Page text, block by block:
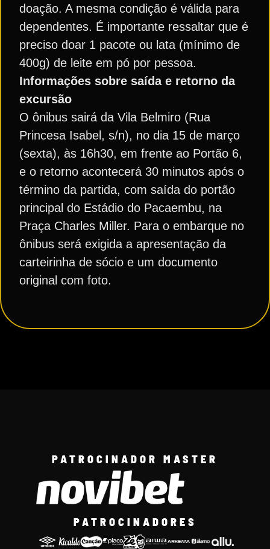
doação. A mesma condição é válida para
dependentes. É importante ressaltar que é
preciso doar 1 pacote ou lata (mínimo de
400g) de leite em pó por pessoa.
Informações sobre saída e retorno da
excursão
O ônibus sairá da Vila Belmiro (Rua
Princesa Isabel, s/n), no dia 15 de março
(sexta), às 16h30, em frente ao Portão 6,
e o retorno acontecerá 30 minutos após o
término da partida, com saída do portão
principal do Estádio do Pacaembu, na
Praça Charles Miller. Para o embarque no
ônibus será exigida a apresentação da
carteirinha de sócio e um documento
original com foto.
PATROCINADOR MASTER
PATROCINADORES